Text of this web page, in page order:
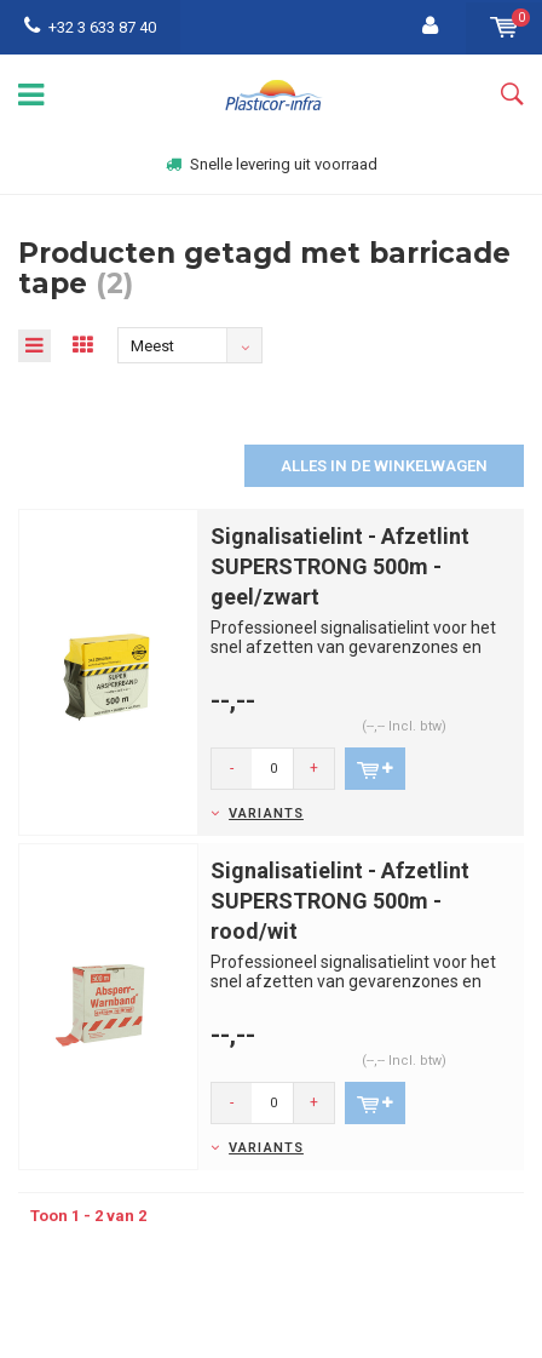
+32 3 633 87 40
0
Snelle levering uit voorraad
Producten getagd met barricade
tape (2)
Meest
ALLES IN DE WINKELWAGEN
Signalisatielint - Afzetlint
SUPERSTRONG 500m -
geel/zwart
Professioneel signalisatielint voor het
snel afzetten van gevarenzones en
--,--
(--,-- Incl. btw)
- +
VARIANTS
Signalisatielint - Afzetlint
SUPERSTRONG 500m -
rood/wit
Professioneel signalisatielint voor het
snel afzetten van gevarenzones en
--,--
(--,-- Incl. btw)
- +
VARIANTS
Toon 1 - 2 van 2